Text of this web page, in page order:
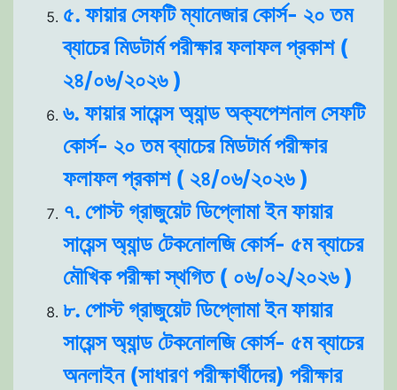
৫. ফায়ার সেফটি ম্যানেজার কোর্স- ২০ তম
ব্যাচের মিডটার্ম পরীক্ষার ফলাফল প্রকাশ (
২৪/০৬/২০২৬ )
৬. ফায়ার সায়েন্স অ্যান্ড অক্যপেশনাল সেফটি
কোর্স- ২০ তম ব্যাচের মিডটার্ম পরীক্ষার
ফলাফল প্রকাশ ( ২৪/০৬/২০২৬ )
৭. পোস্ট গ্রাজুয়েট ডিপ্লোমা ইন ফায়ার
সায়েন্স অ্যান্ড টেকনোলজি কোর্স- ৫ম ব্যাচের
মৌখিক পরীক্ষা স্থগিত ( ০৬/০২/২০২৬ )
৮. পোস্ট গ্রাজুয়েট ডিপ্লোমা ইন ফায়ার
সায়েন্স অ্যান্ড টেকনোলজি কোর্স- ৫ম ব্যাচের
অনলাইন (সাধারণ পরীক্ষার্থীদের) পরীক্ষার